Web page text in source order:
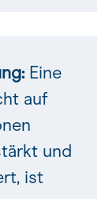
Eine
auf
und
ist